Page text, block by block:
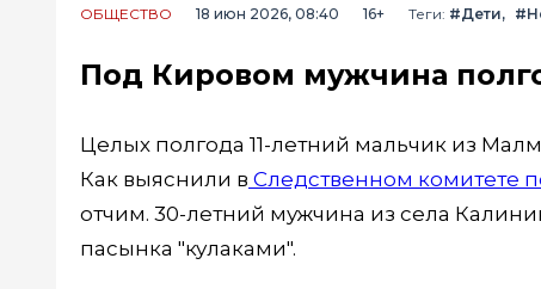
ОБЩЕСТВО 18 июн 2026, 08:40 16+ Теги: #Дети
Под Кировом мужчина
Целых полгода 11-летний мальчик из
Как выяснили в Следственном комитете
отчим. 30-летний мужчина из села
пасынка "кулаками".